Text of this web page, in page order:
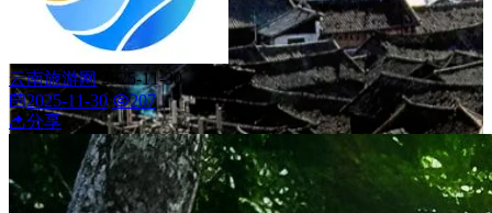
云南旅游网 2025-11-30
2025-11-30
207
分享